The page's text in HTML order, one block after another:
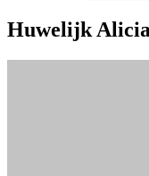
Huwelijk